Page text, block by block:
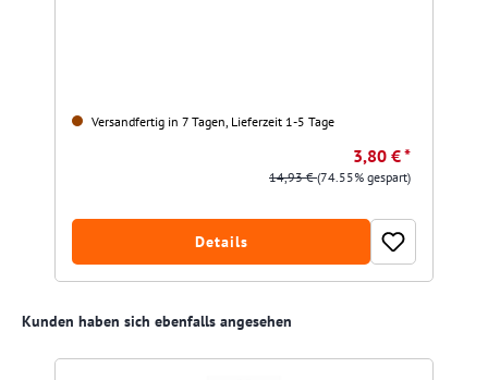
Versandfertig in 7 Tagen, Lieferzeit 1-5 Tage
3,80 € *
14,93 €(74.55% gespart)
Details
Produktgalerie überspringen
Kunden haben sich ebenfalls angesehen